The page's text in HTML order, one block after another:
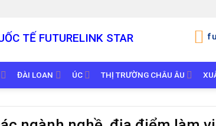
TẾ FUTURELINK STAR
ĐÀI LOAN ÚC THỊ TRƯỜNG CHÂU ÂU